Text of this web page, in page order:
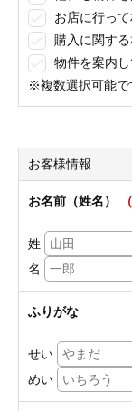
お店に行っ
購入に関す
物件を案内
※複数選択可能で
お客様情報
お名前（姓名）
姓
名
ふりがな
せい
めい